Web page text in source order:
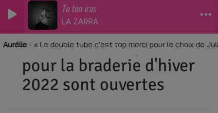
Tu ten iras
LA ZARRA
- Le double tube c'est top merci pour le choix de
Pau - Les inscriptions
pour la braderie d'hiver
2022 sont ouvertes